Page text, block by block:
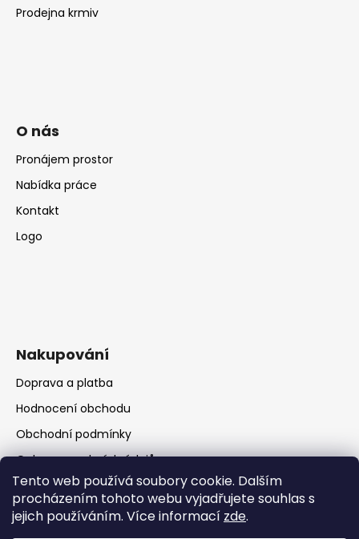
Tento web používá soubory cookie. Dalším
procházením tohoto webu vyjadřujete souhlas s
jejich používáním. Více informací zde.
Prodejna krmiv
O nás
Pronájem prostor
Nabídka práce
Kontakt
Logo
Nakupování
Doprava a platba
Hodnocení obchodu
Obchodní podmínky
Ochrana osobních údajů